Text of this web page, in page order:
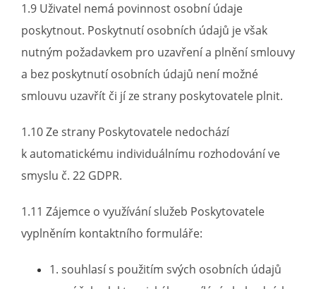
1.9 Uživatel nemá povinnost osobní údaje
poskytnout. Poskytnutí osobních údajů je však
nutným požadavkem pro uzavření a plnění smlouvy
a bez poskytnutí osobních údajů není možné
smlouvu uzavřít či jí ze strany poskytovatele plnit.
1.10 Ze strany Poskytovatele nedochází
k automatickému individuálnímu rozhodování ve
smyslu č. 22 GDPR.
1.11 Zájemce o využívání služeb Poskytovatele
vyplněním kontaktního formuláře:
1. souhlasí s použitím svých osobních údajů